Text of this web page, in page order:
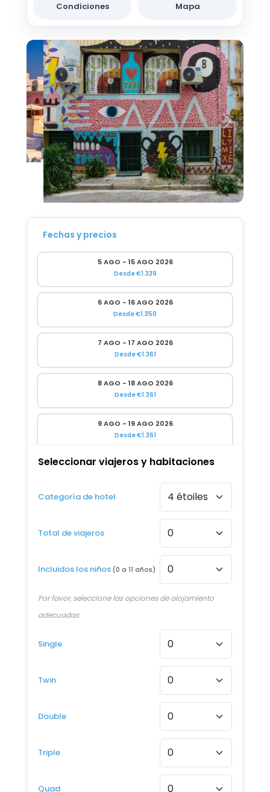
Condiciones Mapa
Fechas y precios
5 AGO - 15 AGO 2026
Desde €1.339
6 AGO - 16 AGO 2026
Desde €1.350
7 AGO - 17 AGO 2026
Desde €1.361
8 AGO - 18 AGO 2026
Desde €1.361
9 AGO - 19 AGO 2026
Desde €1.361
10 AGO - 20 AGO 2026
12 AGO - 22 AGO 2026
13 AGO - 23 AGO 2026
Desde €1.350
15 AGO - 25 AGO 2026
16 AGO - 26 AGO 2026
17 AGO - 27 AGO 2026
18 AGO - 28 AGO 2026
Seleccionar viajeros y habitaciones
Categoría de hotel
Total de viajeros
Incluidos los niños (0 a 11 años)
Por favor, seleccione las opciones de alojamiento
adecuadas
Single
Twin
Double
Triple
Quad